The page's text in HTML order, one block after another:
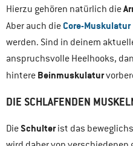
Hierzu gehören natürlich die
Aber auch die Core-Muskulatur
werden. Sind in deinem
anspruchsvolle Heelhooks,
hintere Beinmuskulatur
DIE SCHLAFENDEN
DieSchulterist das